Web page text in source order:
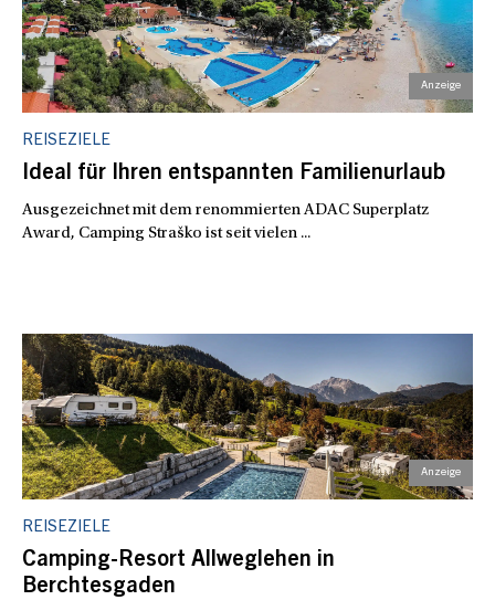
REISEZIELE
Ideal für Ihren entspannten Familienurlaub
Ausgezeichnet mit dem renommierten ADAC Superplatz
Award, Camping Straško ist seit vielen ...
REISEZIELE
Camping-Resort Allweglehen in
Berchtesgaden